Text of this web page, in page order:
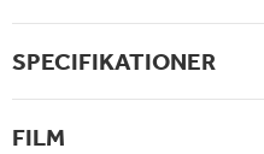
SPECIFIKATIONER
FILM